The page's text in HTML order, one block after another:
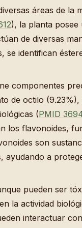
áreas de la
), la planta posee
de diversas
se identifican
componentes
de octilo (9.23%),
(PMID
los flavonoides,
son
ayudando a
pueden ser
la actividad
interactuar